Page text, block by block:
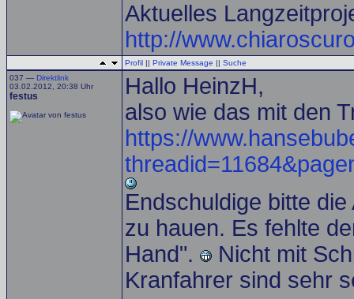
Aktuelles
http://
Profil || Private Message || Suche
037 — Direktlink
03.02.2012, 20:38 Uhr
festus
Hallo HeinzH,
also wie das mit den
https://
Endschuldige bitte
zu hauen. Es fehlte
Hand".
Nicht mit
Kranfahrer sind sehr